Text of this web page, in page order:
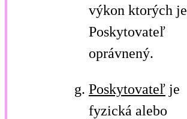
výkon ktorých je
Poskytovateľ
oprávnený.
Poskytovateľ je
fyzická alebo